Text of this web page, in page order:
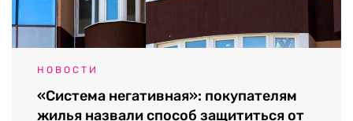
НОВОСТИ
«Система негативная»: покупателям
жилья назвали способ защититься от